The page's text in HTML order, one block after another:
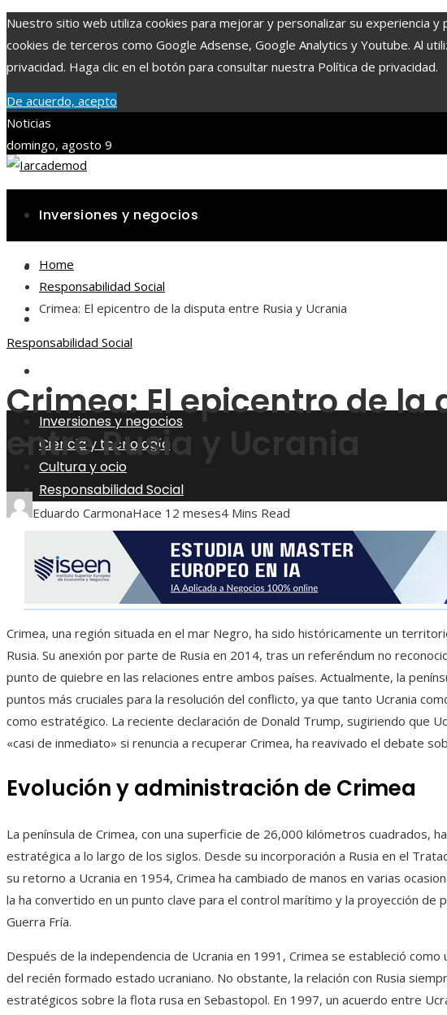
Nuestro sitio web utiliza cookies para mejorar y personalizar su experiencia
cookies de terceros como Google Adsense, Google Analytics y Youtube. Al
privacidad. Haga clic en el botón para consultar nuestra Política de privacidad.
De acuerdo, acepto
Noticias
domingo, agosto 9
Inversiones y negocios
Ciencia y tecnología
Cultura y ocio
Inversiones y negocios
Ciencia y tecnología
Cultura y ocio
Responsabilidad Social
Home
Responsabilidad Social
Crimea: El epicentro de la disputa entre Rusia y Ucrania
Responsabilidad Social
Crimea: El epicentro de la
entre Rusia y Ucrania
Eduardo CarmonaHace 12 meses4 Mins Read
Crimea, una región situada en el mar Negro, ha sido históricamente un
Rusia. Su anexión por parte de Rusia en 2014, tras un referéndum no
punto de quiebre en las relaciones entre ambos países. Actualmente, la
puntos más cruciales para la resolución del conflicto, ya que tanto Ucrania
como estratégico. La reciente declaración de Donald Trump, sugiriendo que
«casi de inmediato» si renuncia a recuperar Crimea, ha reavivado el debate
Evolución y administración de Crimea
La península de Crimea, con una superficie de 26,000 kilómetros cuadrados,
estratégica a lo largo de los siglos. Desde su incorporación a Rusia en el
su retorno a Ucrania en 1954, Crimea ha cambiado de manos en varias
la ha convertido en un punto clave para el control marítimo y la proyección de
Guerra Fría.
Después de la independencia de Ucrania en 1991, Crimea se estableció como
del recién formado estado ucraniano. No obstante, la relación con Rusia
estratégicos sobre la flota rusa en Sebastopol. En 1997, un acuerdo entre